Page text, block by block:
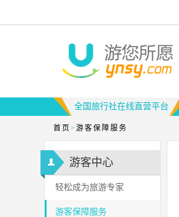
全国旅行社在线直营平台
首页 > 游客保障服务
游客中心
轻松成为旅游专家
游客保障服务